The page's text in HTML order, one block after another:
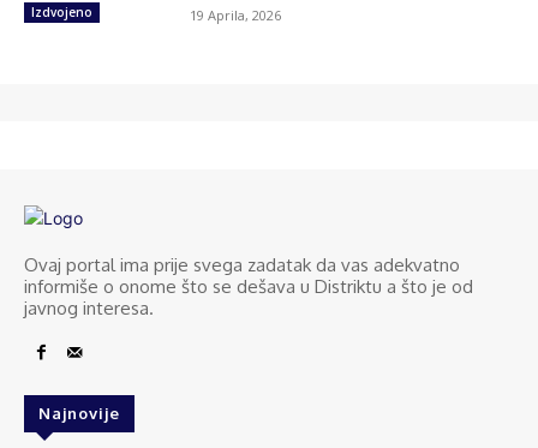
Izdvojeno 19 Aprila, 2026
Ovaj portal ima prije svega zadatak da vas adekvatno
informiše o onome što se dešava u Distriktu a što je od
javnog interesa.
Najnovije